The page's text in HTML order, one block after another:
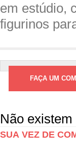
em estúdio,
figurinos
FAÇA UM
Não
SUA VEZ DE